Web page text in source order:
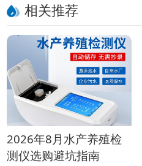
相关推荐
2026年8月水产养殖检
测仪选购避坑指南